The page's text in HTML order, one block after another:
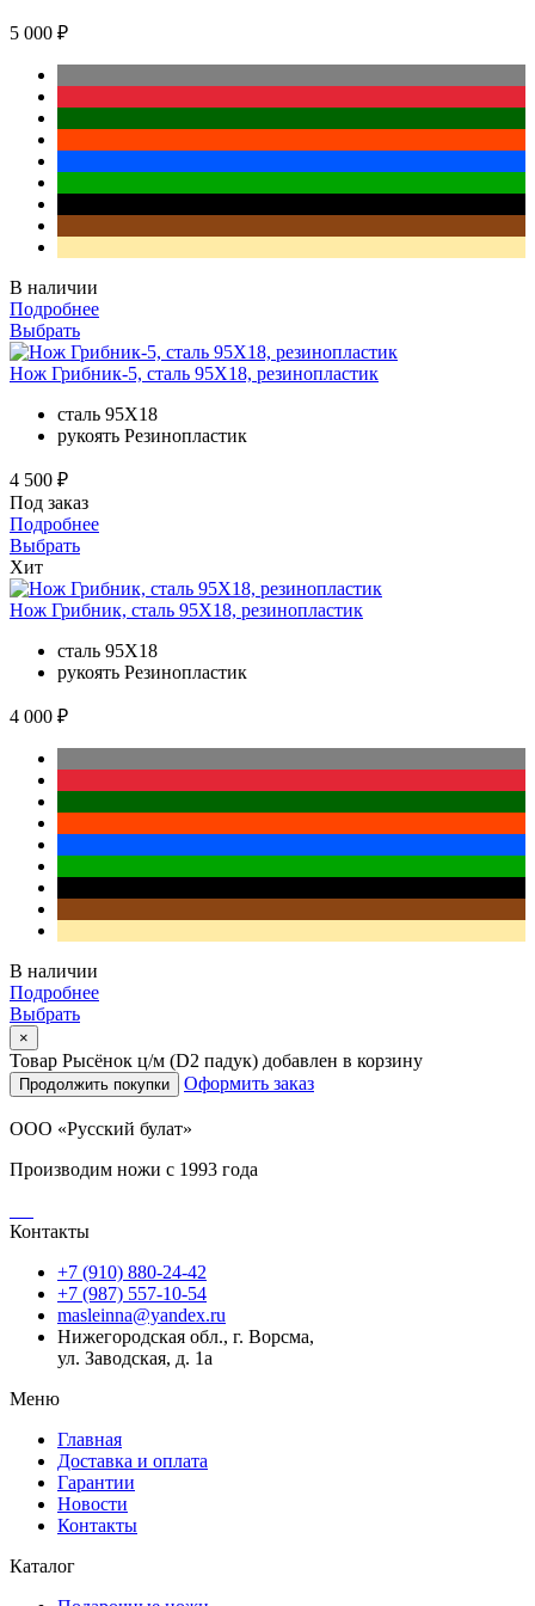
5 000 ₽
В наличии
Подробнее
Выбрать
Нож Грибник-5, сталь 95Х18, резинопластик
сталь 95Х18
рукоять Резинопластик
4 500 ₽
Под заказ
Подробнее
Выбрать
Хит
Нож Грибник, сталь 95Х18, резинопластик
сталь 95Х18
рукоять Резинопластик
4 000 ₽
В наличии
Подробнее
Выбрать
×
Товар Рысёнок ц/м (D2 падук) добавлен в корзину
Продолжить покупки Оформить заказ
ООО «Русский булат»
Производим ножи с 1993 года
Контакты
+7 (910) 880-24-42
+7 (987) 557-10-54
masleinna@yandex.ru
Нижегородская обл., г. Ворсма,
ул. Заводская, д. 1а
Меню
Главная
Доставка и оплата
Гарантии
Новости
Контакты
Каталог